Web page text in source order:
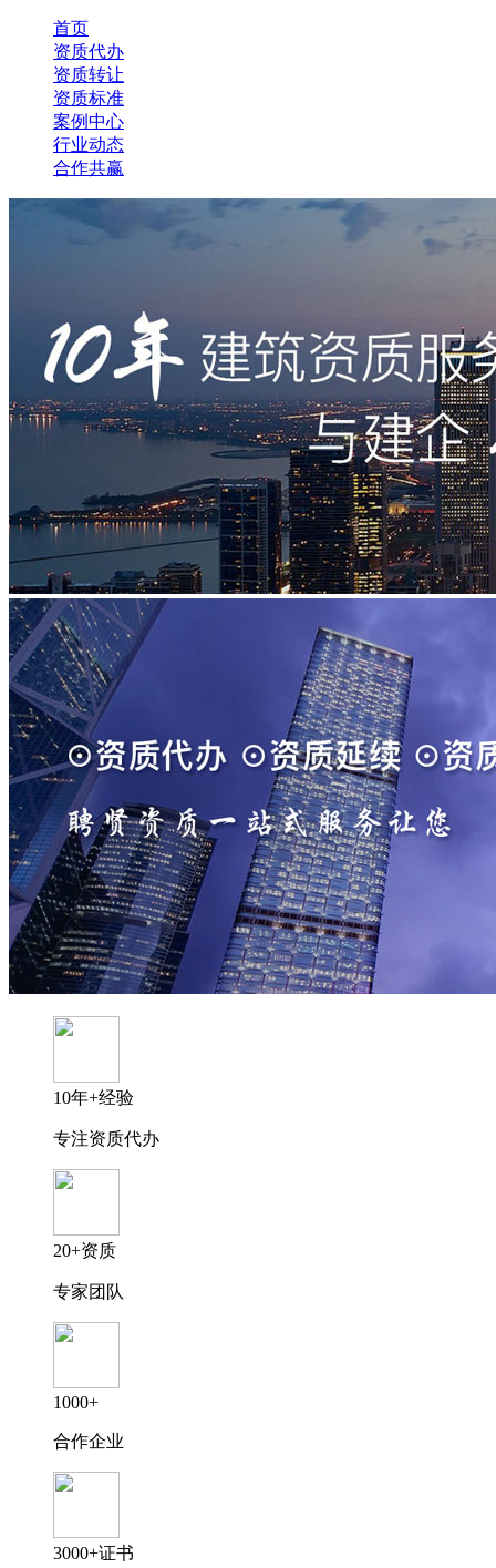
首页
资质代办
资质转让
资质标准
案例中心
行业动态
合作共赢
10年+经验
专注资质代办
20+资质
专家团队
1000+
合作企业
3000+证书